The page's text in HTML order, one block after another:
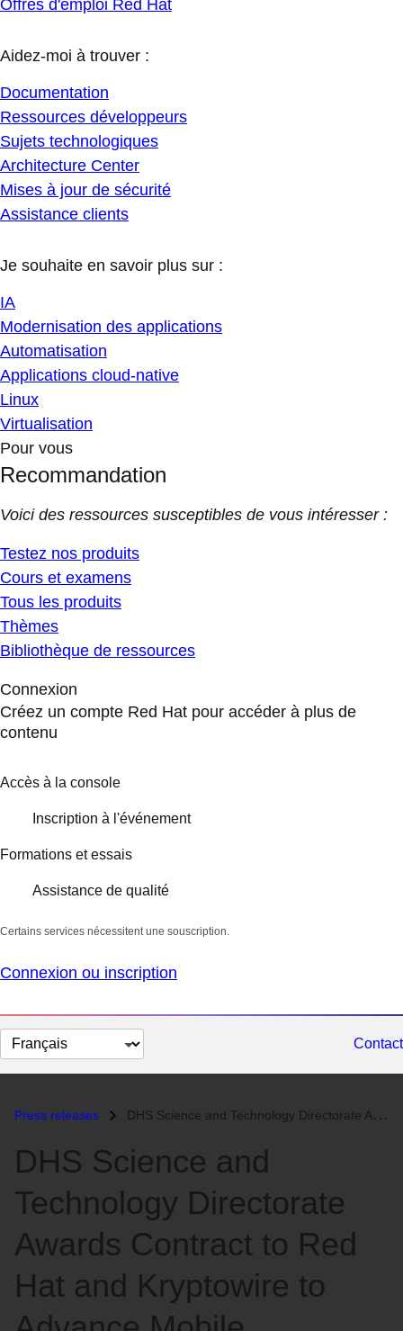
Offres d'emploi Red Hat
Aidez-moi à trouver :
Documentation
Ressources développeurs
Sujets technologiques
Architecture Center
Mises à jour de sécurité
Assistance clients
Je souhaite en savoir plus sur :
IA
Modernisation des applications
Automatisation
Applications cloud-native
Linux
Virtualisation
Pour vous
Recommandation
Voici des ressources susceptibles de vous intéresser :
Testez nos produits
Cours et examens
Tous les produits
Thèmes
Bibliothèque de ressources
Connexion
Créez un compte Red Hat pour accéder à plus de
contenu
Accès à la console
Inscription à l'événement
Formations et essais
Assistance de qualité
Certains services nécessitent une souscription.
Connexion ou inscription
Changer
la
Contact
Press releases DHS Science and Technology Directorate Awards Contract to Red Hat and...
DHS Science and
Technology Directorate
Awards Contract to Red
Hat and Kryptowire to